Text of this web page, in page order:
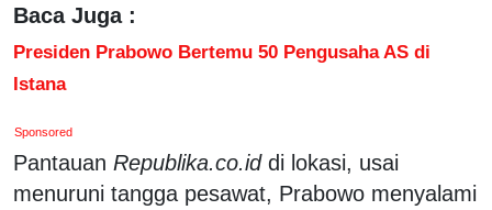
Baca Juga :
Presiden Prabowo Bertemu 50 Pengusaha AS di
Istana
Sponsored
Pantauan Republika.co.id di lokasi, usai
menuruni tangga pesawat, Prabowo menyalami